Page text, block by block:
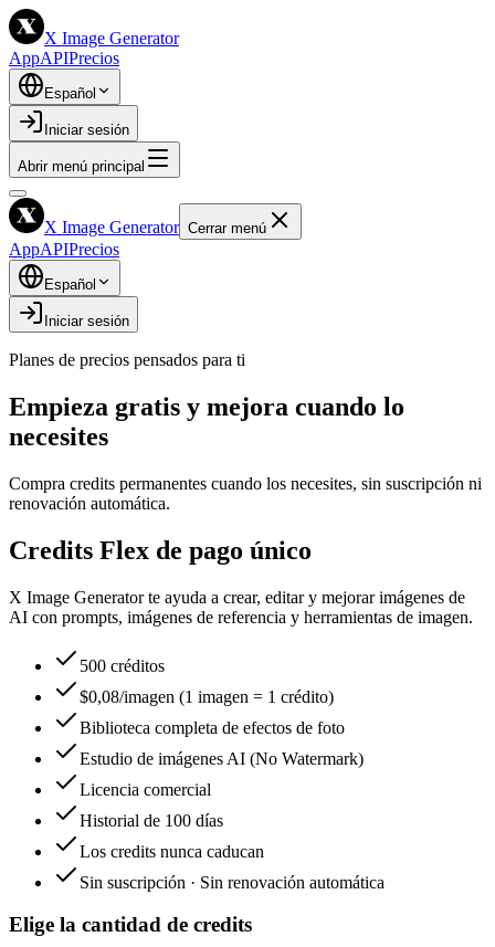
X Image Generator
AppAPIPrecios
Español
Iniciar sesión
Abrir menú principal
X Image Generator Cerrar menú
AppAPIPrecios
Español
Iniciar sesión
Planes de precios pensados para ti
Empieza gratis y mejora cuando lo
necesites
Compra credits permanentes cuando los necesites, sin suscripción ni
renovación automática.
Credits Flex de pago único
X Image Generator te ayuda a crear, editar y mejorar imágenes de
AI con prompts, imágenes de referencia y herramientas de imagen.
500 créditos
$0,08/imagen (1 imagen = 1 crédito)
Biblioteca completa de efectos de foto
Estudio de imágenes AI (No Watermark)
Licencia comercial
Historial de 100 días
Los credits nunca caducan
Sin suscripción · Sin renovación automática
Elige la cantidad de credits